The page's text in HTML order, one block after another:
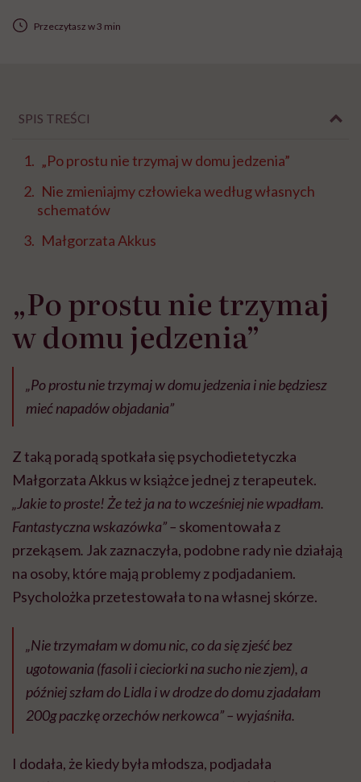
Przeczytasz w 3 min
SPIS TREŚCI
„Po prostu nie trzymaj w domu jedzenia”
Nie zmieniajmy człowieka według własnych
schematów
Małgorzata Akkus
„Po prostu nie trzymaj
w domu jedzenia”
„Po prostu nie trzymaj w domu jedzenia i nie będziesz
mieć napadów objadania”
Z taką poradą spotkała się psychodietetyczka
Małgorzata Akkus w książce jednej z terapeutek.
„Jakie to proste! Że też ja na to wcześniej nie wpadłam.
Fantastyczna wskazówka” – skomentowała z
przekąsem. Jak zaznaczyła, podobne rady nie działają
na osoby, które mają problemy z podjadaniem.
Psycholożka przetestowała to na własnej skórze.
„Nie trzymałam w domu nic, co da się zjeść bez
ugotowania (fasoli i cieciorki na sucho nie zjem), a
później szłam do Lidla i w drodze do domu zjadałam
200g paczkę orzechów nerkowca” – wyjaśniła.
I dodała, że kiedy była młodsza, podjadała